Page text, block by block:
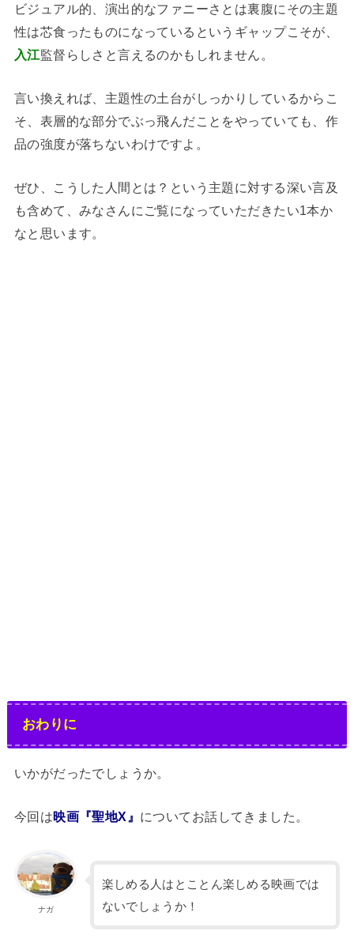
ビジュアル的、演出的なファニーさとは裏腹にその主題
性は芯食ったものになっているというギャップこそが、
入江監督らしさと言えるのかもしれません。
言い換えれば、主題性の土台がしっかりしているからこ
そ、表層的な部分でぶっ飛んだことをやっていても、作
品の強度が落ちないわけですよ。
ぜひ、こうした人間とは？という主題に対する深い言及
も含めて、みなさんにご覧になっていただきたい1本か
なと思います。
おわりに
いかがだったでしょうか。
今回は映画『聖地X』 についてお話してきました。
ナガ
楽しめる人はとことん楽しめる映画では
ないでしょうか！